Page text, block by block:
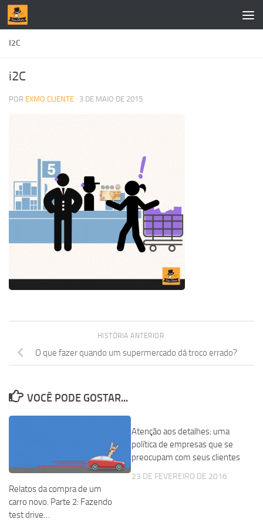
Skip to content
I2C
i2C
POR EXMO.CLIENTE · 3 DE MAIO DE 2015
HISTÓRIA ANTERIOR
O que fazer quando um supermercado dá troco errado?
VOCÊ PODE GOSTAR...
Relatos da compra de um
carro novo. Parte 2: Fazendo
test drive…
Atenção aos detalhes: uma
política de empresas que se
preocupam com seus clientes
23 DE FEVEREIRO DE 2016